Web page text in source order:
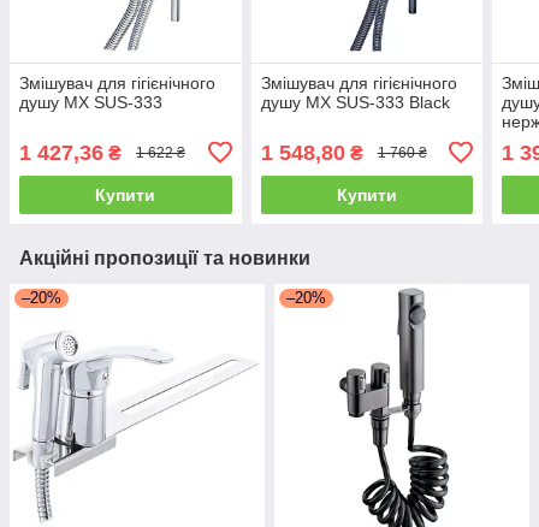
Змішувач для гігієнічного
душу MX SUS-333
1 427,36 ₴ 1 622 ₴
Купити
Змішувач для гігієнічного
душу MX SUS-333 Black
1 548,80₴ 1 760 ₴
Купити
1
Акційні пропозиції та новинки
–20% –20%